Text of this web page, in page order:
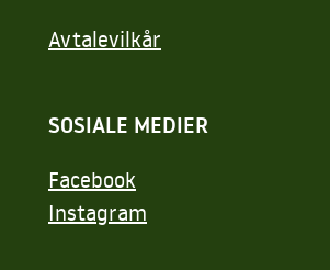
Avtalevilkår
SOSIALE MEDIER
Facebook
Instagram